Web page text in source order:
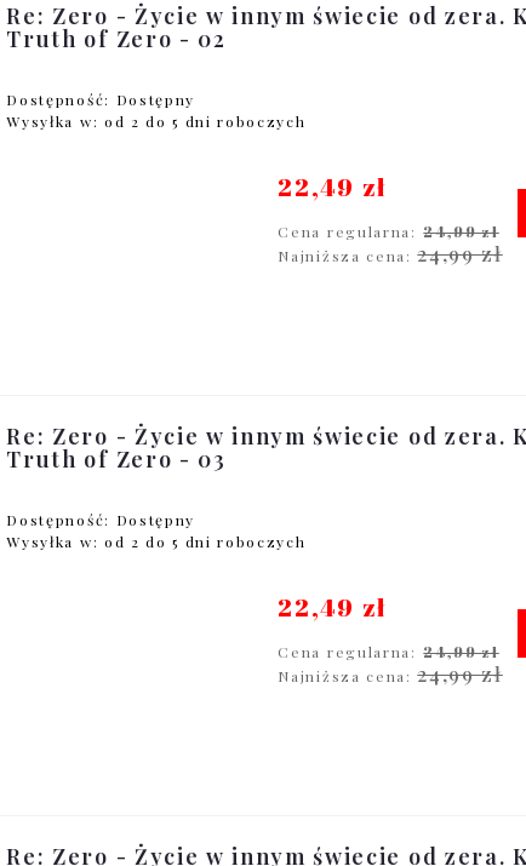
Re: Zero - Życie w innym świecie od zera.
Truth of Zero - 02
Dostępność: Dostępny
Wysyłka w: od 2 do 5 dni roboczych
22,49 zł
Cena regularna: 24,99 zł
Najniższa cena:24,99 zł
Re: Zero - Życie w innym świecie od zera.
Truth of Zero - 03
Dostępność: Dostępny
Wysyłka w: od 2 do 5 dni roboczych
22,49 zł
Cena regularna: 24,99 zł
Najniższa cena:24,99 zł
Re: Zero - Życie w innym świecie od zera.